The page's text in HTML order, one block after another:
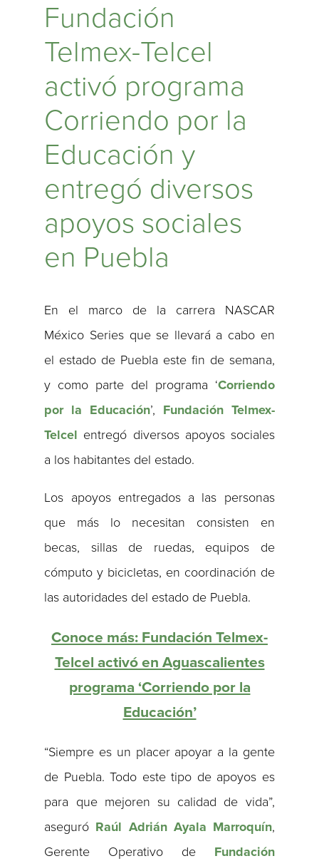
Fundación
Telmex-Telcel
activó programa
Corriendo por la
Educación y
entregó diversos
apoyos sociales
en Puebla
En el marco de la carrera NASCAR
México Series que se llevará a cabo en
el estado de Puebla este fin de semana,
y como parte del programa ‘Corriendo
por la Educación’, Fundación Telmex-
Telcel entregó diversos apoyos sociales
a los habitantes del estado.
Los apoyos entregados a las personas
que más lo necesitan consisten en
becas, sillas de ruedas, equipos de
cómputo y bicicletas, en coordinación de
las autoridades del estado de Puebla.
Conoce más: Fundación Telmex-
Telcel activó en Aguascalientes
programa ‘Corriendo por la
Educación’
“Siempre es un placer apoyar a la gente
de Puebla. Todo este tipo de apoyos es
para que mejoren su calidad de vida”,
aseguró Raúl Adrián Ayala Marroquín,
Gerente Operativo de Fundación